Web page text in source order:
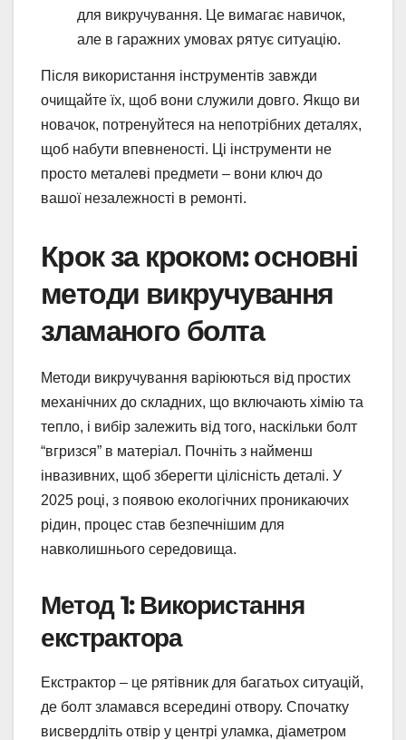
для викручування. Це вимагає навичок,
але в гаражних умовах рятує ситуацію.
Після використання інструментів завжди
очищайте їх, щоб вони служили довго. Якщо ви
новачок, потренуйтеся на непотрібних деталях,
щоб набути впевненості. Ці інструменти не
просто металеві предмети – вони ключ до
вашої незалежності в ремонті.
Крок за кроком: основні
методи викручування
зламаного болта
Методи викручування варіюються від простих
механічних до складних, що включають хімію та
тепло, і вибір залежить від того, наскільки болт
“вгризся” в матеріал. Почніть з найменш
інвазивних, щоб зберегти цілісність деталі. У
2025 році, з появою екологічних проникаючих
рідин, процес став безпечнішим для
навколишнього середовища.
Метод 1: Використання
екстрактора
Екстрактор – це рятівник для багатьох ситуацій,
де болт зламався всередині отвору. Спочатку
висвердліть отвір у центрі уламка, діаметром